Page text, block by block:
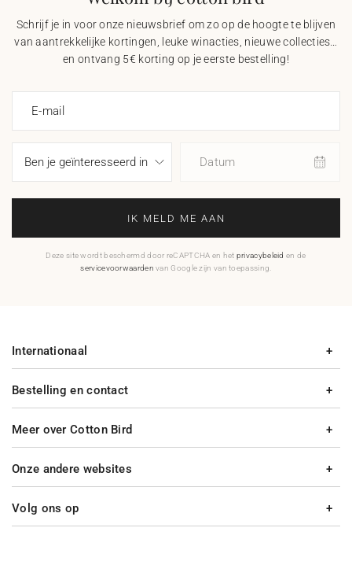
Schrijf je in voor onze nieuwsbrief om zo op de hoogte te blijven
van aantrekkelijke kortingen, leuke winacties, nieuwe collecties…
en ontvang 5€ korting op je eerste bestelling!
E-mail
Datum
IK MELD ME AAN
Deze site wordt beschermd door reCAPTCHA en het privacybeleid en de
servicevoorwaarden van Google zijn van toepassing.
Bestelling en contact
Meer over Cotton Bird
Internationaal
Onze andere websites
Volg ons op